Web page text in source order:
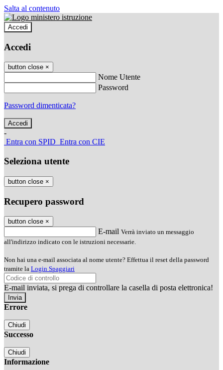
Salta al contenuto
Accedi
Accedi
button close ×
Nome Utente
Password
Password dimenticata?
-
Entra con SPID Entra con CIE
Seleziona utente
button close ×
Recupero password
button close ×
E-mail Verrà inviato un messaggio
all'indirizzo indicato con le istruzioni necessarie.
Non hai una e-mail associata al nome utente? Effettua il reset della password
tramite la Login Spaggiari
E-mail inviata, si prega di controllare la casella di posta elettronica!
Errore
Chiudi
Successo
Chiudi
Informazione